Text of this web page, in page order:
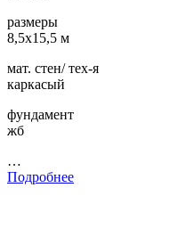
размеры
8,5х15,5 м
мат. стен/ тех-я
каркасый
фундамент
жб
…
Подробнее